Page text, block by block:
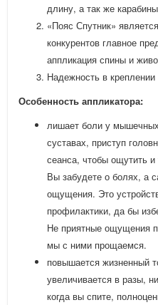
длину, а так же
«Пояс Спутник»
конкурентов главное
аппликация спины и
Надежность в
Особенность аппликатора:
лишает боли у
суставах, приступ
сеанса, чтобы ощутить
Вы забудете о болях, а
ощущения. Это
профилактики, да бы
Не приятные ощущения
мы с ними прощаемся.
повышается жизненный
увеличивается в разы,
когда вы спите,